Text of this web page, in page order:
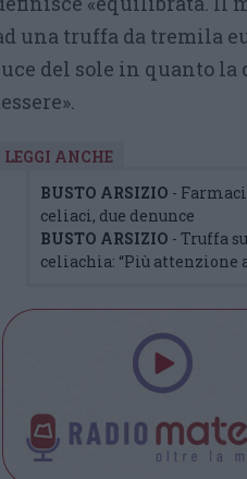
una truffa da tremila
del sole in quanto
LEGGI ANCHE
BUSTO ARSIZIO -
celiaci, due denunce
BUSTO ARSIZIO - Truffa
celiachia: “Più attenzione